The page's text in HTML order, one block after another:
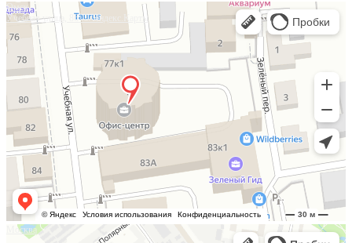
Омск
Учебная улица, 86 — Яндекс.Карты
Москва